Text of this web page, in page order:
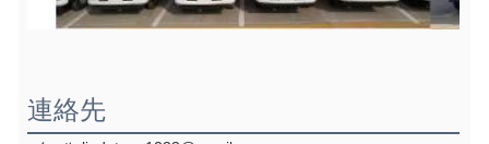
連絡先